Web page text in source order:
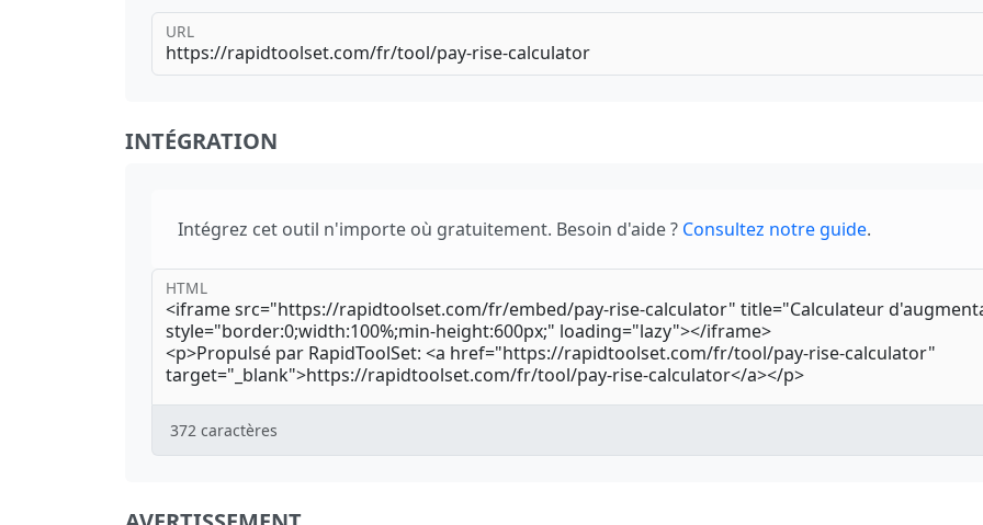
URL
INTÉGRATION
Intégrez cet outil n'importe où gratuitement. Besoin d'aide ? Consultez notre guide.
HTML
372 caractères